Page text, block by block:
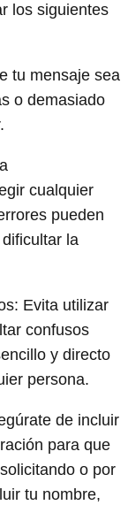
los siguientes
tu mensaje sea
o demasiado
cualquier
pueden
la
Evita utilizar
confusos
y directo
persona.
de incluir
para que
o por
tu nombre,